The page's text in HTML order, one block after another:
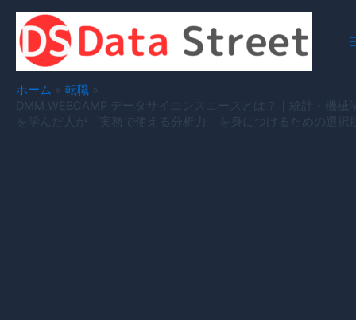
ホーム
転職
DMM WEBCAMP データサイエンスコースとは？｜統計・機械
を学んだ人が「実務で使える分析力」を身につけるための選択